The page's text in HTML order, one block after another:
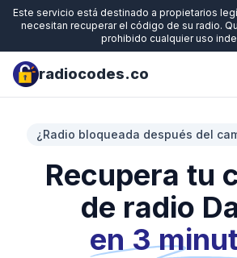
Este servicio está destinado a propietarios
necesitan recuperar el código de su radio.
prohibido cualquier uso
radiocodes.co
¿Radio bloqueada después del
Recupera tu
de radio
en 3